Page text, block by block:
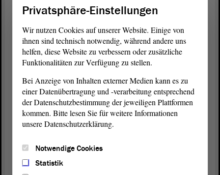
in der parteiinternen Verantwortung, auch jüngere Menschen ins
Parlament zu bringen.
Am Ende der Debattewurde tatsächlich ein Beschluss gefasst,
allerdings nicht von den Debattierenden oder vom Publikum,
sondern von der Jury, zu der auch Landtagspräsident Dr. Gunnar
Schellenberger gehörte. Landessieger wurde Kilian Norden vor
Emma-Luise Knall, auf Platz drei gelangte Amelie Bier, Viertbester
wurde Iven-Lennard Scharnowski.
Wenn Sie diesen Inhalt laden, können Daten an Drittanbieter
Plattformen gesetzt werden. Unsere
Datenschutzerklärung
Privatsphäre-Einstellungen
Wir nutzen Cookies auf unserer Website. Einige von
ihnen sind technisch notwendig, während andere uns
helfen, diese Website zu verbessern oder zusätzliche
Funktionalitäten zur Verfügung zu stellen.
Bei Anzeige von Inhalten externer Medien kann es zu
einer Datenübertragung und -verarbeitung entsprechend
der Datenschutzbestimmung der jeweiligen Plattformen
kommen. Bitte lesen Sie für weitere Informationen
unsere Datenschutzerklärung.
Notwendige Cookies
Statistik